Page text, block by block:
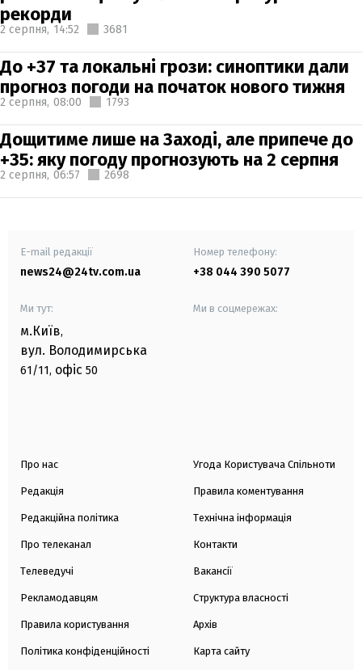
рекорди
2 серпня, 14:52 3681
До +37 та локальні грози: синоптики дали
прогноз погоди на початок нового тижня
2 серпня, 08:00 1793
Дощитиме лише на Заході, але припече до
+35: яку погоду прогнозують на 2 серпня
2 серпня, 06:57 2698
E-mail редакції
news24@24tv.com.ua
Номер телефону:
+38 044 390 5077
Ми тут:
м.Київ,
вул. Володимирська
61/11, офіс 50
Ми в соцмережах:
Про нас
Редакція
Редакційна політика
Про телеканал
Телеведучі
Рекламодавцям
Правила користування
Політика конфіденційності
Угода Користувача Спільноти
Правила коментування
Технічна інформація
Контакти
Вакансії
Структура власності
Архів
Карта сайту